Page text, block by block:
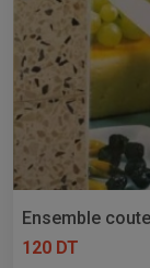
Ensemble
120 DT